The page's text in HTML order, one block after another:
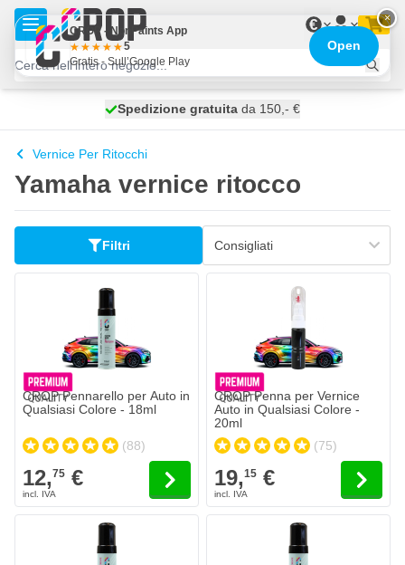
Salta al contenuto
€
spedito oggi
Spedizione gratuita da 150,- €
100 giorni
Vernice Per Ritocchi
Yamaha vernice ritocco
Filtri
CROP Pennarello per Auto in
Qualsiasi Colore - 18ml
(88)
12,75 €
CROP Penna per Vernice
Auto in Qualsiasi Colore -
20ml
(75)
19,15 €
×
CROP - NonPaints App
5
Gratis - Sull’Google Play
Open